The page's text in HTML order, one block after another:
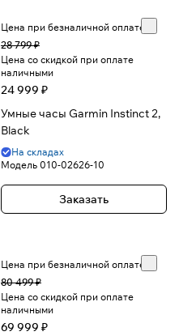
Цена при безналичной оплате
28 799 ₽
Цена со скидкой при оплате
наличными
24 999 ₽
Умные часы Garmin Instinct 2,
Black
На складах
Модель 010-02626-10
Заказать
Цена при безналичной оплате
80 499 ₽
Цена со скидкой при оплате
наличными
69 999 ₽